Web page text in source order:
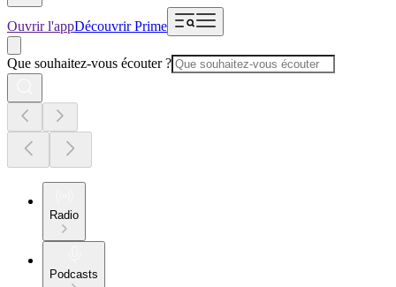
Ouvrir l'appDécouvrir Prime
Que souhaitez-vous écouter ?
Radio
Podcasts